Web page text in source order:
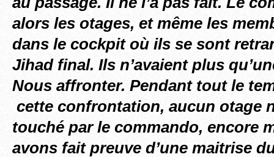
alors les otages, et même les
dans le cockpit où ils se sont
Jihad final. Ils n’avaient plus
Nous affronter. Pendant tout le
cette confrontation, aucun otage
touché par le commando, encore
avons fait preuve d’une maitrise